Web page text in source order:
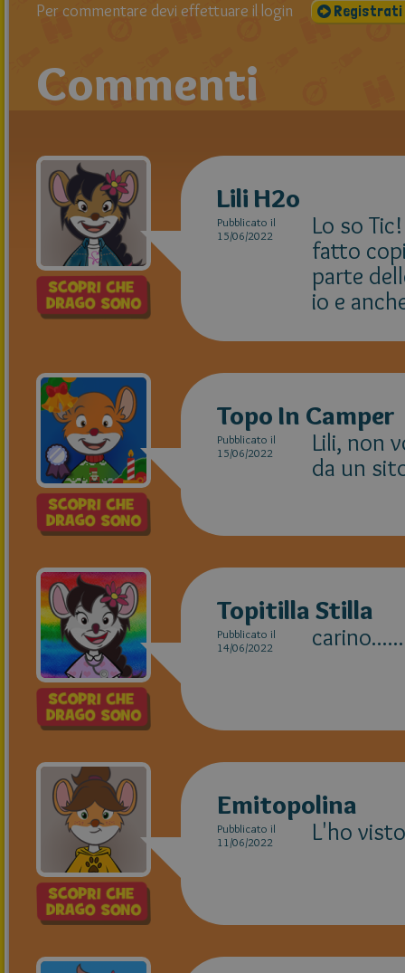
Per commentare devi effettuare il login Registrati
Commenti
Lili H2o
Pubblicato il
15/06/2022
Lo so
fatto
parte
io e
Topo In Camper
Pubblicato il
15/06/2022
Lili, non
da un
Topitilla Stilla
Pubblicato il
14/06/2022
Emitopolina
Pubblicato il
11/06/2022
L'ho